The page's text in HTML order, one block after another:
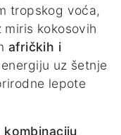
tropskog voća,
kokosovih
afričkih i
uz šetnje
lepote
kombinaciju